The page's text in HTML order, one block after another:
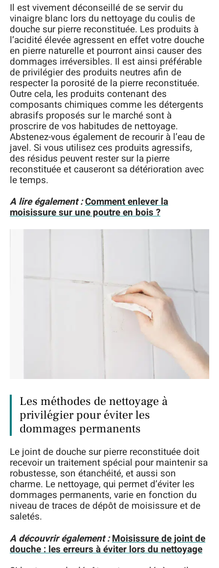
Il est vivement déconseillé de se servir du
vinaigre blanc lors du nettoyage du coulis de
douche sur pierre reconstituée. Les produits à
l’acidité élevée agressent en effet votre douche
en pierre naturelle et pourront ainsi causer des
dommages irréversibles. Il est ainsi préférable
de privilégier des produits neutres afin de
respecter la porosité de la pierre reconstituée.
Outre cela, les produits contenant des
composants chimiques comme les détergents
abrasifs proposés sur le marché sont à
proscrire de vos habitudes de nettoyage.
Abstenez-vous également de recourir à l’eau de
javel. Si vous utilisez ces produits agressifs,
des résidus peuvent rester sur la pierre
reconstituée et causeront sa détérioration avec
le temps.
A lire également :Comment enlever la
moisissure sur une poutre en bois ?
Les méthodes de nettoyage à
privilégier pour éviter les
dommages permanents
Le joint de douche sur pierre reconstituée doit
recevoir un traitement spécial pour maintenir sa
robustesse, son étanchéité, et aussi son
charme. Le nettoyage, qui permet d’éviter les
dommages permanents, varie en fonction du
niveau de traces de dépôt de moisissure et de
saletés.
A découvrir également :Moisissure de joint de
douche : les erreurs à éviter lors du nettoyage